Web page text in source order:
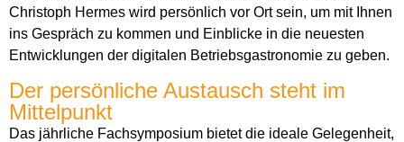
Christoph Hermes wird persönlich vor Ort sein, um mit Ihnen
ins Gespräch zu kommen und Einblicke in die neuesten
Entwicklungen der digitalen Betriebsgastronomie zu geben.
Der persönliche Austausch steht im
Mittelpunkt
Das jährliche Fachsymposium bietet die ideale Gelegenheit,